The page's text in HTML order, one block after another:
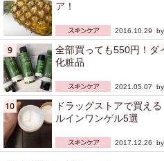
ア！
2016.10.29 by
全部買っても550円！ダ
化粧品
2021.05.07 by
ドラッグストアで買え
ルインワンゲル5選
2017.12.26 by